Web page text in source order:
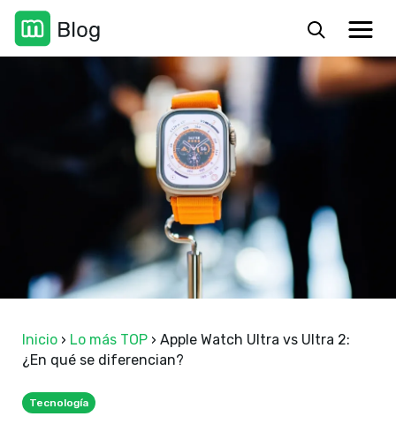
Inicio › Lo más TOP › Apple Watch Ultra vs Ultra 2:
¿En qué se diferencian?
Tecnología